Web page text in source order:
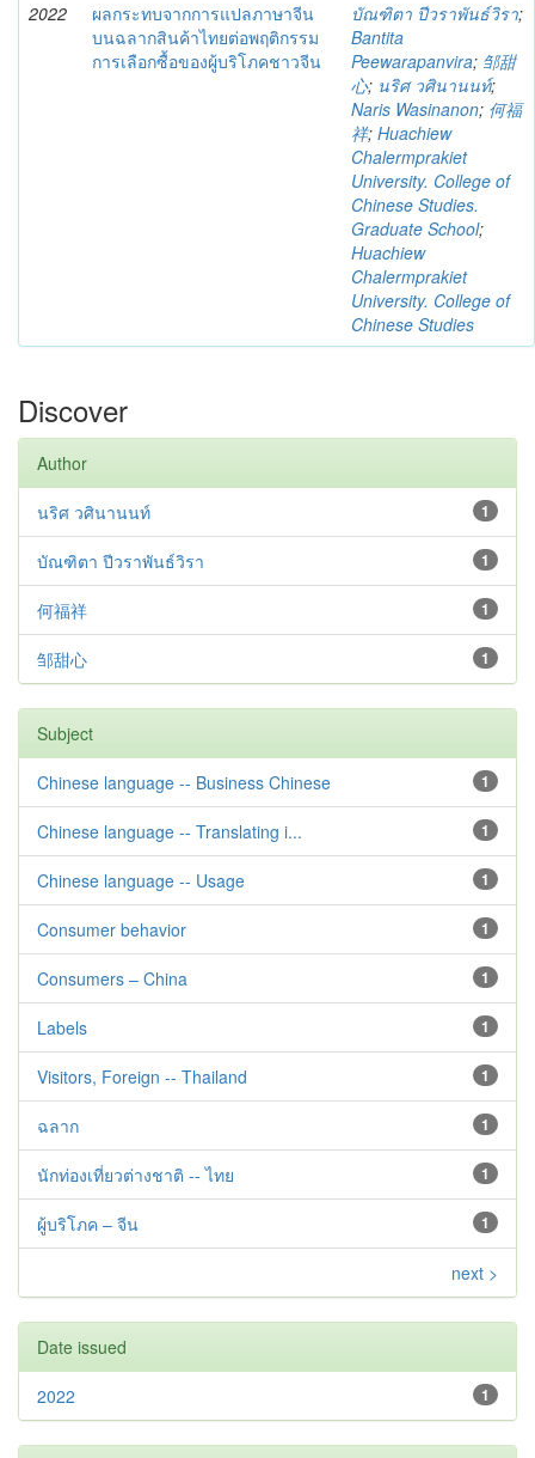
2022
ผลกระทบจากการแปลภาษาจีน
บนฉลากสินค้าไทยต่อพฤติกรรม
การเลือกซื้อของผู้บริโภคชาวจีน
บัณฑิตา ปีวราพันธ์วิรา;
Bantita
Peewarapanvira; 邹甜
心; นริศ วศินานนท์;
Naris Wasinanon; 何福
祥; Huachiew
Chalermprakiet
University. College of
Chinese Studies.
Graduate School;
Huachiew
Chalermprakiet
University. College of
Chinese Studies
Discover
Author
1
นริศ วศินานนท์
1
บัณฑิตา ปีวราพันธ์วิรา
1
何福祥
1
邹甜心
Subject
1
Chinese language -- Business Chinese
1
Chinese language -- Translating i...
1
Chinese language -- Usage
1
Consumer behavior
1
Consumers – China
1
Labels
1
Visitors, Foreign -- Thailand
1
ฉลาก
1
นักท่องเที่ยวต่างชาติ -- ไทย
1
ผู้บริโภค – จีน
next >
Date issued
1
2022